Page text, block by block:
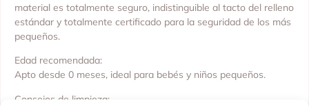
material es totalmente seguro, indistinguible al tacto del relleno
estándar y totalmente certificado para la seguridad de los más
pequeños.
Edad recomendada:
Apto desde 0 meses, ideal para bebés y niños pequeños.
Consejos de limpieza: